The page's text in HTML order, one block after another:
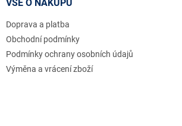
VŠE O NÁKUPU
Doprava a platba
Obchodní podmínky
Podmínky ochrany osobních údajů
Výměna a vrácení zboží